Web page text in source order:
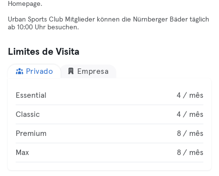
Homepage.
Urban Sports Club Mitglieder können die Nürnberger Bäder täglich
ab 10:00 Uhr besuchen.
Limites de Visita
Privado Empresa
Essential 4 / mês
Classic 4 / mês
Premium 8 / mês
Max 8 / mês